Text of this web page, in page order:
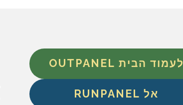
לעמוד הבית OUTPANEL
אל RUNPANEL